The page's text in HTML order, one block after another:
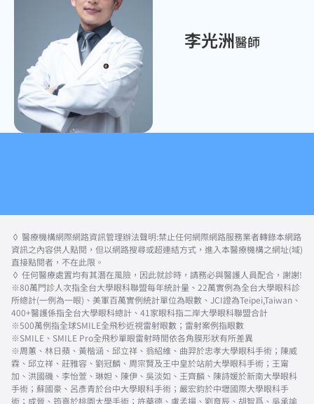
李光洲醫師
◊ 醫療機構網際網路資訊管理辦法聲明:禁止任何網際網路服務業者轉錄本網路
資訊之內容供人點閱，但以網路搜尋或超連結方式，進入本醫療機構之網址(域)
直接點閱者，不在此限。
◊ 任何醫療處置均有其潛在風險，因此就診時，請務必與醫護人員配合，謝謝!
※80萬門診人次指全台大學眼科聯盟每年統計量、22萬實例為全台大學眼科診
所總計(一例為一眼)、美軍百萬實例統計單位為眼數、JCI證為Teipei,Taiwan、
400+醫護係指全台大學眼科總計、41家眼科指二岸大學眼科聯盟合計
※500萬例指全球SMILE全飛秒近視雷射眼數；雷射案例指眼數
※SMILE、SMILE Pro全飛秒單眼雷射時間依各角膜形狀有所差異
※周蕙、林日蘋、黃楷涵、邱立祥、翁紹維、曲羿於忠孝大學眼科手術；陳威
霖、邱立祥、莊雅容、劉冠麟、周宗賢及王中皇於站前大學眼科手術；王甯
加、洪國磯、李怡萱、琳妲、陳伊、吳淡如、王齊麟、陳詩媛於新南大學眼科
手術；蘇國豪、呂彥青於台中大學眼科手術；嚴宏鈞於中壢國際大學眼科手
術；成晉、筠熹於桃園大學手術；許華德、盧孟揚、劉育辰、胡智爲、吳承諭